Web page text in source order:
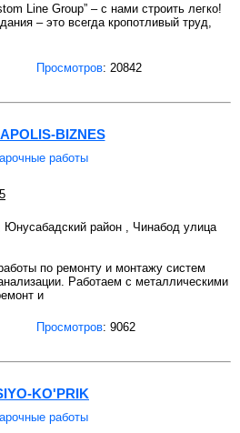
Line Group” – с нами строить легко!
– это всегда кропотливый труд,
Просмотров: 20842
BIZNES
работы
Юнусабадский район , Чинабод улица
по ремонту и монтажу систем
Работаем с металлическими
и
Просмотров: 9062
KO'PRIK
работы